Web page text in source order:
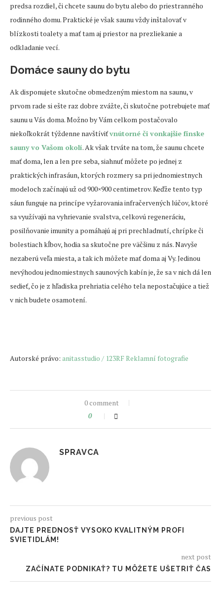
predsa rozdiel, či chcete saunu do bytu alebo do priestranného
rodinného domu. Praktické je však saunu vždy inštalovať v
blízkosti toalety a mať tam aj priestor na prezliekanie a
odkladanie vecí.
Domáce sauny do bytu
Ak disponujete skutočne obmedzeným miestom na saunu, v
prvom rade si ešte raz dobre zvážte, či skutočne potrebujete mať
saunu u Vás doma. Možno by Vám celkom postačovalo
niekoľkokrát týždenne navštíviťvnútorné či vonkajšie fínske
sauny vo Vašom okolí. Ak však trváte na tom, že saunu chcete
mať doma, len a len pre seba, siahnuť môžete po jednej z
praktických infrasáun, ktorých rozmery sa pri jednomiestnych
modeloch začínajú už od 900×900 centimetrov. Keďže tento typ
sáun funguje na princípe vyžarovania infračervených lúčov, ktoré
sa využívajú na vyhrievanie svalstva, celkovú regeneráciu,
posilňovanie imunity a pomáhajú aj pri prechladnutí, chrípke či
bolestiach kĺbov, hodia sa skutočne pre väčšinu z nás. Navyše
nezaberú veľa miesta, a tak ich môžete mať doma aj Vy. Jedinou
nevýhodou jednomiestnych saunových kabín je, že sa v nich dá len
sedieť, čo je z hľadiska prehriatia celého tela nepostačujúce a tiež
v nich budete osamotení.
Autorské právo: anitasstudio / 123RF Reklamní fotografie
0 comment
0
SPRAVCA
previous post
DAJTE PREDNOSŤ VYSOKO KVALITNÝM PROFI
SVIETIDLÁM!
next post
ZAČÍNATE PODNIKAŤ? TU MÔŽETE UŠETRIŤ ČAS